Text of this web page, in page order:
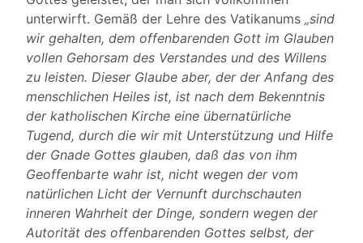
unterwirft. Gemäß der Lehre des Vatikanums „sind
wir gehalten, dem offenbarenden Gott im Glauben
vollen Gehorsam des Verstandes und des Willens
zu leisten. Dieser Glaube aber, der der Anfang des
menschlichen Heiles ist, ist nach dem Bekenntnis
der katholischen Kirche eine übernatürliche
Tugend, durch die wir mit Unterstützung und Hilfe
der Gnade Gottes glauben, daß das von ihm
Geoffenbarte wahr ist, nicht wegen der vom
natürlichen Licht der Vernunft durchschauten
inneren Wahrheit der Dinge, sondern wegen der
Autorität des offenbarenden Gottes selbst, der